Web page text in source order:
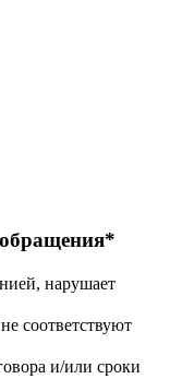
нарушает
соответствуют
и/или сроки